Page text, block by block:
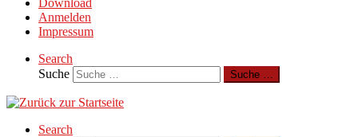
Download
Anmelden
Impressum
Search
Suche
Suche …
Search